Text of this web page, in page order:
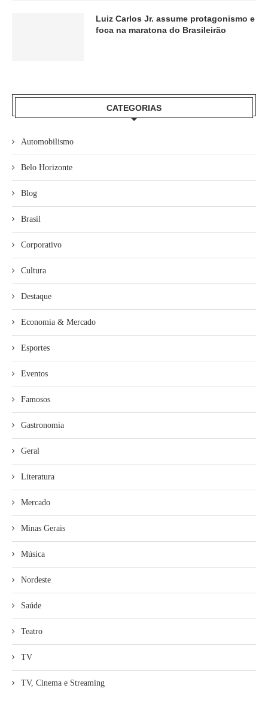
Luiz Carlos Jr. assume protagonismo e
foca na maratona do Brasileirão
CATEGORIAS
Automobilismo
Belo Horizonte
Blog
Brasil
Corporativo
Cultura
Destaque
Economia & Mercado
Esportes
Eventos
Famosos
Gastronomia
Geral
Literatura
Mercado
Minas Gerais
Música
Nordeste
Saúde
Teatro
TV
TV, Cinema e Streaming